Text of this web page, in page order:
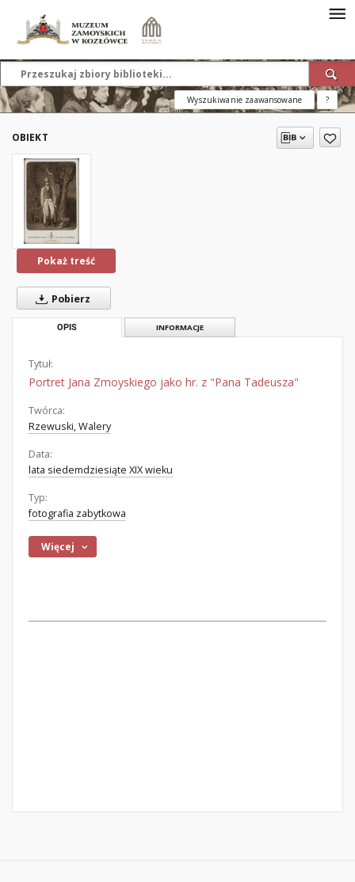
Wyszukiwanie zaawansowane ?
OBIEKT
Pokaż treść
Pobierz
OPIS INFORMACJE
Tytuł:
Portret Jana Zmoyskiego jako hr. z "Pana Tadeusza"
Twórca:
Rzewuski, Walery
Data:
lata siedemdziesiąte XIX wieku
Typ:
fotografia zabytkowa
Więcej